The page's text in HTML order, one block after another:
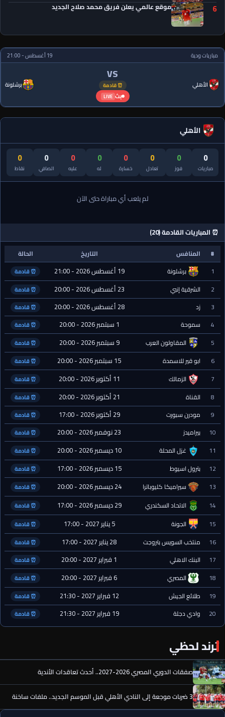
6 موقع عالمي يعلن فريق محمد صلاح الجديد
مباريات ودية 19 أغسطس - 21:00
الأهلي
VS
⏰ قادمة
بث LIVE
برشلونة
الأهلي
0
مباريات
0
فوز
0
تعادل
0
خسارة
0
له
0
عليه
0
الصافي
0
نقاط
لم يلعب أي مباراة حتى الآن
⏰ المباريات القادمة (20)
# المنافس التاريخ
الحالة
1
برشلونة 19 أغسطس 2026 - 21:00 ⏰ قادمة
2 الشرقية إنبي 23 أغسطس 2026 - 20:00 ⏰ قادمة
3 زد 28 أغسطس 2026 - 20:00 ⏰ قادمة
4 سموحة 1 سبتمبر 2026 - 20:00 ⏰ قادمة
5 المقاولون العرب 9 سبتمبر 2026 - 20:00 ⏰ قادمة
6 ابو قير للاسمدة 15 سبتمبر 2026 - 20:00 ⏰ قادمة
7 الزمالك 11 أكتوبر 2026 - 20:00 ⏰ قادمة
8 القناة 21 أكتوبر 2026 - 20:00 ⏰ قادمة
9 مودرن سبورت 29 أكتوبر 2026 - 17:00 ⏰ قادمة
10 بيراميدز 23 نوفمبر 2026 - 20:00 ⏰ قادمة
11 غزل المحلة 10 ديسمبر 2026 - 20:00 ⏰ قادمة
12 بترول اسيوط 15 ديسمبر 2026 - 17:00 ⏰ قادمة
13 سيراميكا كليوباترا 24 ديسمبر 2026 - 20:00 ⏰ قادمة
14 الاتحاد السكندري 29 ديسمبر 2026 - 17:00 ⏰ قادمة
15 الجونة 5 يناير 2027 - 17:00 ⏰ قادمة
16 منتخب السويس بتروجت 28 يناير 2027 - 17:00 ⏰ قادمة
17 البنك الاهلي 1 فبراير 2027 - 20:00 ⏰ قادمة
18 المصري 6 فبراير 2027 - 20:00 ⏰ قادمة
19 طلائع الجيش 12 فبراير 2027 - 21:30 ⏰ قادمة
20 وادي دجلة 19 فبراير 2027 - 21:30 ⏰ قادمة
ترند لحظي
صفقات الدوري المصري 2026-2027.. أحدث تعاقدات الأندية
3 ضربات موجعة إلى النادي الأهلي قبل الموسم الجديد.. ملفات ساخنة